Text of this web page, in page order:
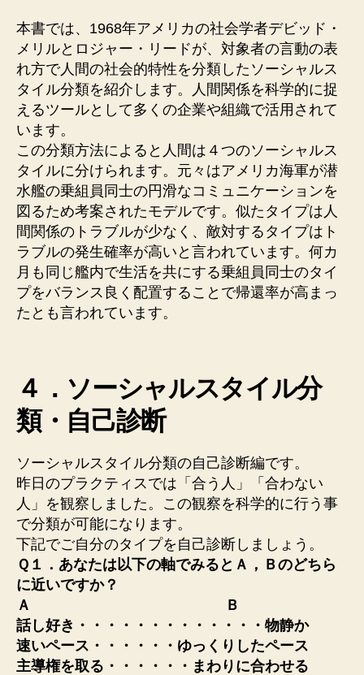
本書では、1968年アメリカの社会学者デビッド・
メリルとロジャー・リードが、対象者の言動の表
れ方で人間の社会的特性を分類したソーシャルス
タイル分類を紹介します。人間関係を科学的に捉
えるツールとして多くの企業や組織で活用されて
います。
この分類方法によると人間は４つのソーシャルス
タイルに分けられます。元々はアメリカ海軍が潜
水艦の乗組員同士の円滑なコミュニケーションを
図るため考案されたモデルです。似たタイプは人
間関係のトラブルが少なく、敵対するタイプはト
ラブルの発生確率が高いと言われています。何カ
月も同じ艦内で生活を共にする乗組員同士のタイ
プをバランス良く配置することで帰還率が高まっ
たとも言われています。
４．ソーシャルスタイル分
類・自己診断
ソーシャルスタイル分類の自己診断編です。
昨日のプラクティスでは「合う人」「合わない
人」を観察しました。この観察を科学的に行う事
で分類が可能になります。
下記でご自分のタイプを自己診断しましょう。
Ｑ１．あなたは以下の軸でみるとＡ，Ｂのどちら
に近いですか？
Ａ Ｂ
話し好き・・・・・・・・・・・・・物静か
速いペース・・・・・・ゆっくりしたペース
主導権を取る・・・・・・まわりに合わせる